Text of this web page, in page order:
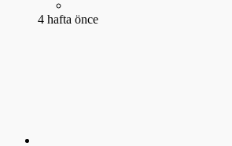
4 hafta önce